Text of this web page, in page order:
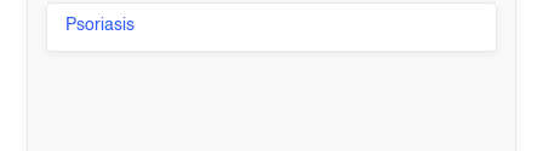
Psoriasis